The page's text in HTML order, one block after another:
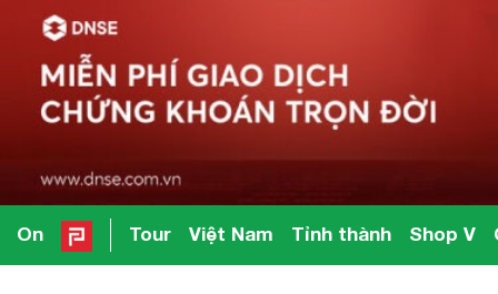
On Tour Việt Nam Tỉnh thành Shop V